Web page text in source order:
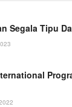
Segala Tipu